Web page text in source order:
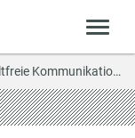
Kommunikation (GFK)